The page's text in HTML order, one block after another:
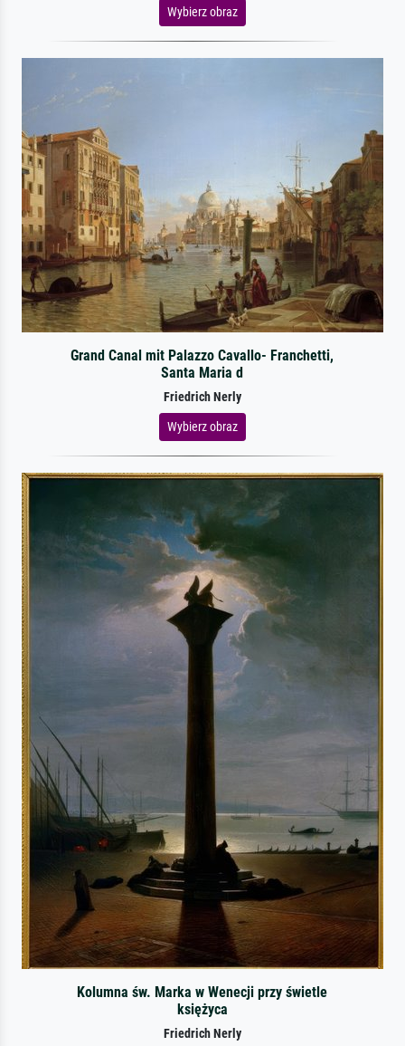
Wybierz obraz
Grand Canal mit Palazzo Cavallo- Franchetti,
Santa Maria d
Friedrich Nerly
Wybierz obraz
Kolumna św. Marka w Wenecji przy świetle
księżyca
Friedrich Nerly